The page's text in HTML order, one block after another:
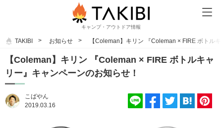
キャンプ・アウトドア情報
TAKIBI お知らせ 【Coleman】キリン 『Coleman × FIRE ボトル
【Coleman】キリン 『Coleman × FIRE ボトルキャ
リー』キャンペーンのお知らせ！
こばやん
2019.03.16